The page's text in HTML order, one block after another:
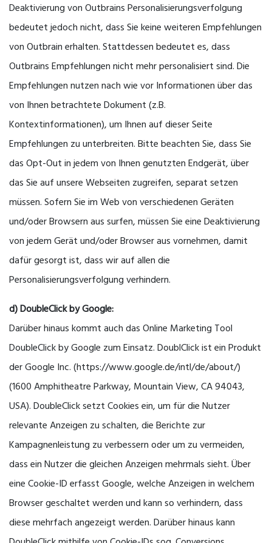
Deaktivierung von Outbrains Personalisierungsverfolgung
bedeutet jedoch nicht, dass Sie keine weiteren Empfehlungen
von Outbrain erhalten. Stattdessen bedeutet es, dass
Outbrains Empfehlungen nicht mehr personalisiert sind. Die
Empfehlungen nutzen nach wie vor Informationen über das
von Ihnen betrachtete Dokument (z.B.
Kontextinformationen), um Ihnen auf dieser Seite
Empfehlungen zu unterbreiten. Bitte beachten Sie, dass Sie
das Opt-Out in jedem von Ihnen genutzten Endgerät, über
das Sie auf unsere Webseiten zugreifen, separat setzen
müssen. Sofern Sie im Web von verschiedenen Geräten
und/oder Browsern aus surfen, müssen Sie eine Deaktivierung
von jedem Gerät und/oder Browser aus vornehmen, damit
dafür gesorgt ist, dass wir auf allen die
Personalisierungsverfolgung verhindern.
d) DoubleClick by Google:
Darüber hinaus kommt auch das Online Marketing Tool
DoubleClick by Google zum Einsatz. DoublClick ist ein Produkt
der Google Inc. (https://www.google.de/intl/de/about/)
(1600 Amphitheatre Parkway, Mountain View, CA 94043,
USA). DoubleClick setzt Cookies ein, um für die Nutzer
relevante Anzeigen zu schalten, die Berichte zur
Kampagnenleistung zu verbessern oder um zu vermeiden,
dass ein Nutzer die gleichen Anzeigen mehrmals sieht. Über
eine Cookie-ID erfasst Google, welche Anzeigen in welchem
Browser geschaltet werden und kann so verhindern, dass
diese mehrfach angezeigt werden. Darüber hinaus kann